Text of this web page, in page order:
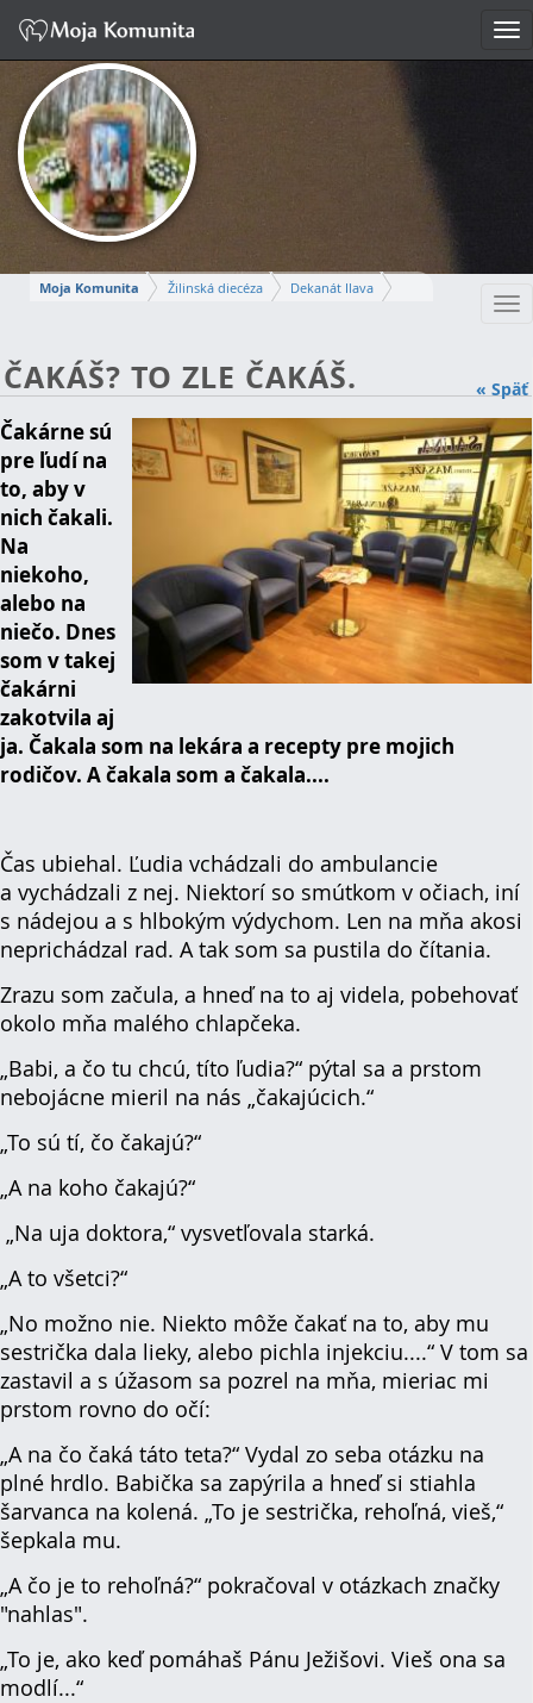
Moja Komunita Žilinská diecéza
Dekanát Ilava
MARCELA
Napísať správu
« Späť
ČAKÁŠ? TO ZLE ČAKÁŠ.
Čakárne sú
pre ľudí na
to, aby v
nich čakali.
Na
niekoho,
alebo na
niečo. Dnes
som v takej
čakárni
zakotvila aj
ja. Čakala som na lekára a recepty pre mojich
rodičov. A čakala som a čakala....
Čas ubiehal. Ľudia vchádzali do ambulancie
a vychádzali z nej. Niektorí so smútkom v očiach, iní
s nádejou a s hlbokým výdychom. Len na mňa akosi
neprichádzal rad. A tak som sa pustila do čítania.
Zrazu som začula, a hneď na to aj videla, pobehovať
okolo mňa malého chlapčeka.
„Babi, a čo tu chcú, títo ľudia?“ pýtal sa a prstom
nebojácne mieril na nás „čakajúcich.“
„To sú tí, čo čakajú?“
„A na koho čakajú?“
„Na uja doktora,“ vysvetľovala starká.
„A to všetci?“
„No možno nie. Niekto môže čakať na to, aby mu
sestrička dala lieky, alebo pichla injekciu....“ V tom sa
zastavil a s úžasom sa pozrel na mňa, mieriac mi
prstom rovno do očí:
„A na čo čaká táto teta?“ Vydal zo seba otázku na
plné hrdlo. Babička sa zapýrila a hneď si stiahla
šarvanca na kolená. „To je sestrička, rehoľná, vieš,“
šepkala mu.
„A čo je to rehoľná?“ pokračoval v otázkach značky
"nahlas".
„To je, ako keď pomáhaš Pánu Ježišovi. Vieš ona sa
modlí...“